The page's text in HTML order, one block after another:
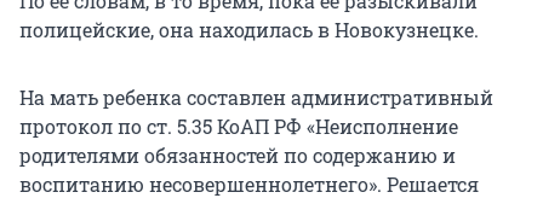
полицейские, она находилась в Новокузнецке.
На мать ребенка составлен административный
протокол по ст. 5.35 КоАП РФ «Неисполнение
родителями обязанностей по содержанию и
воспитанию несовершеннолетнего». Решается